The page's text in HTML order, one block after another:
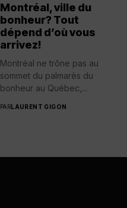
Montréal, ville du
bonheur? Tout
dépend d’où vous
arrivez!
Montréal ne trône pas au
sommet du palmarès du
bonheur au Québec,...
PARLAURENT GIGON